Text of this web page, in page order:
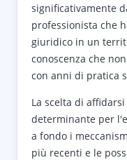
significativamente
professionista che
giuridico in un
conoscenza che
con anni di pratica
La scelta di
determinante per
a fondo i
più recenti e le